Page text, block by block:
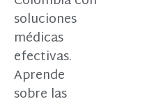
soluciones
médicas
efectivas.
Aprende
sobre las